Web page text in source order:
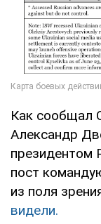
Как сообщал
Александр
президентом
пост
из поля
видели.